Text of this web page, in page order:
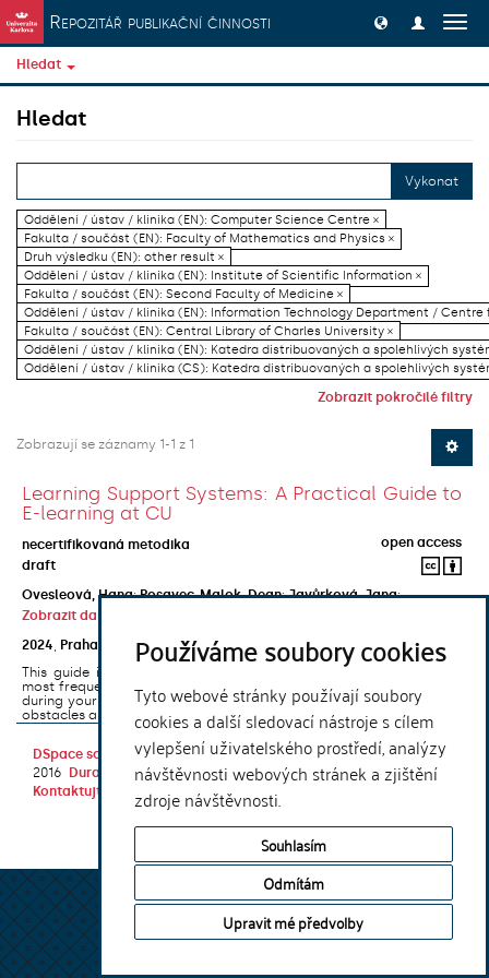
Používáme soubory cookies
Tyto webové stránky používají soubory
cookies a další sledovací nástroje s cílem
vylepšení uživatelského prostředí, analýzy
návštěvnosti webových stránek a zjištění
zdroje návštěvnosti.
Souhlasím
Odmítám
Upravit mé předvolby
Přeskočit na obsah
Repozitář publikační činnosti
Hledat
Hledat
Vykonat
Oddělení / ústav / klinika (EN): Computer Science Centre ×
Fakulta / součást (EN): Faculty of Mathematics and Physics ×
Druh výsledku (EN): other result ×
Oddělení / ústav / klinika (EN): Institute of Scientific Information ×
Fakulta / součást (EN): Second Faculty of Medicine ×
Oddělení / ústav / klinika (EN): Information Technology Department / Centre
Fakulta / součást (EN): Central Library of Charles University ×
Oddělení / ústav / klinika (EN): Katedra distribuovaných a spolehlivých
Oddělení / ústav / klinika (CS): Katedra distribuovaných a spolehlivých
Zobrazit pokročilé filtry
Zobrazují se záznamy 1-1 z 1
Learning Support Systems: A Practical Guide to
E-learning at CU
necertifikovaná metodika
open access
draft
Ovesleová, Hana;Posavec-Malok, Dean;Javůrková, Jana;
Zobrazit další autory
2024
Praha
Univerzita Karlova, Nakladatelství Karolinum
This guide introduces the e-learning support tools that are used
most frequently at Charles University and that you may encounter
during your studies. It will also help you to avoid the most common
obstacles associated ...
DSpace softwarecopyright © 2002-
2016
DuraSpace
Kontaktujte nás
Vyjádření názoru
Theme by